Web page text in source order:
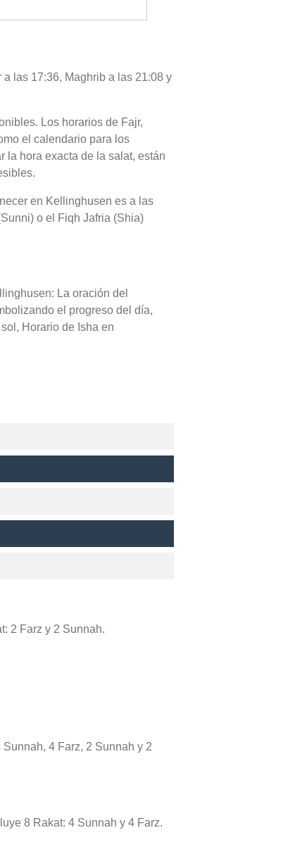
las 17:36, Maghrib a las 21:08 y
Los horarios de Fajr,
el calendario para los
la hora exacta de la salat, están
en Kellinghusen es a las
o el Fiqh Jafria (Shia)
La oración del
el progreso del día,
Horario de Isha en
2 Farz y 2 Sunnah.
4 Farz, 2 Sunnah y 2
8 Rakat: 4 Sunnah y 4 Farz.